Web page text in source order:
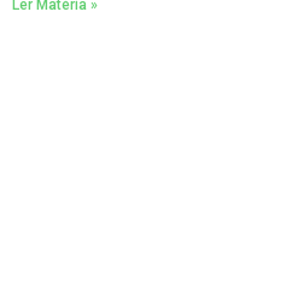
Ler Matéria »